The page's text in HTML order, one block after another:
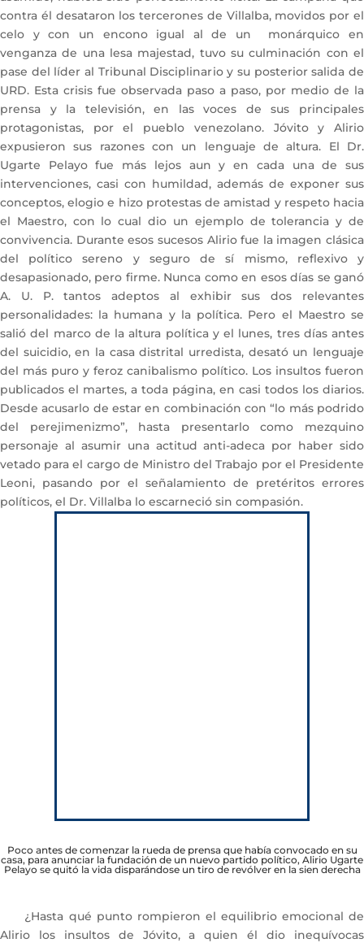
contra él desataron los tercerones de Villalba, movidos por el
celo y con un encono igual al de un monárquico en
venganza de una lesa majestad, tuvo su culminación con el
pase del líder al Tribunal Disciplinario y su posterior salida de
URD. Esta crisis fue observada paso a paso, por medio de la
prensa y la televisión, en las voces de sus principales
protagonistas, por el pueblo venezolano. Jóvito y Alirio
expusieron sus razones con un lenguaje de altura. El Dr.
Ugarte Pelayo fue más lejos aun y en cada una de sus
intervenciones, casi con humildad, además de exponer sus
conceptos, elogio e hizo protestas de amistad y respeto hacia
el Maestro, con lo cual dio un ejemplo de tolerancia y de
convivencia. Durante esos sucesos Alirio fue la imagen clásica
del político sereno y seguro de sí mismo, reflexivo y
desapasionado, pero firme. Nunca como en esos días se ganó
A. U. P. tantos adeptos al exhibir sus dos relevantes
personalidades: la humana y la política. Pero el Maestro se
salió del marco de la altura política y el lunes, tres días antes
del suicidio, en la casa distrital urredista, desató un lenguaje
del más puro y feroz canibalismo político. Los insultos fueron
publicados el martes, a toda página, en casi todos los diarios.
Desde acusarlo de estar en combinación con “lo más podrido
del perejimenizmo”, hasta presentarlo como mezquino
personaje al asumir una actitud anti-adeca por haber sido
vetado para el cargo de Ministro del Trabajo por el Presidente
Leoni, pasando por el señalamiento de pretéritos errores
políticos, el Dr. Villalba lo escarneció sin compasión.
Poco antes de comenzar la rueda de prensa que había convocado en su
casa, para anunciar la fundación de un nuevo partido político, Alirio Ugarte
Pelayo se quitó la vida disparándose un tiro de revólver en la sien derecha
¿Hasta qué punto rompieron el equilibrio emocional de
Alirio los insultos de Jóvito, a quien él dio inequívocas